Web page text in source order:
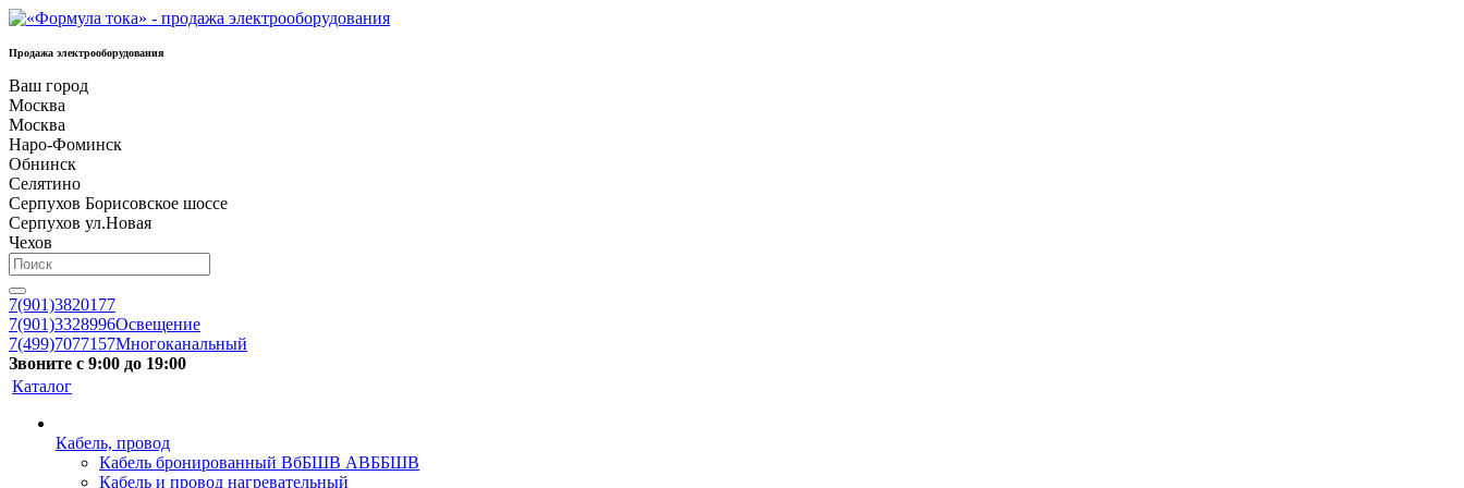
Продажа электрооборудования
Ваш город
Москва
Москва
Наро-Фоминск
Обнинск
Селятино
Серпухов Борисовское шоссе
Серпухов ул.Новая
Чехов
7(901)3820177
7(901)3328996Освещение
7(499)7077157Многоканальный
Звоните с 9:00 до 19:00
Каталог
Кабель, провод
Кабель бронированный ВбБШВ АВББШВ
Кабель и провод нагревательный